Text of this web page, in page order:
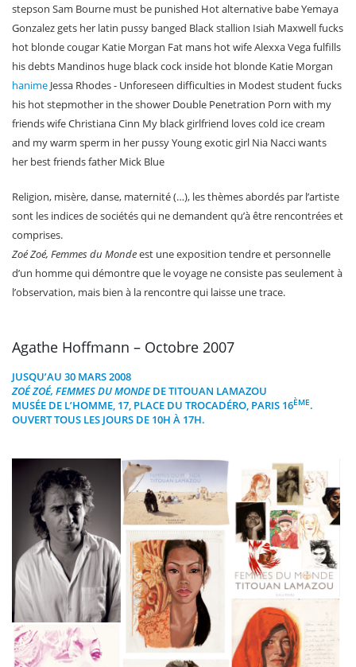
stepson Sam Bourne must be punished Hot alternative babe Yemaya
Gonzalez gets her latin pussy banged Black stallion Isiah Maxwell fucks
hot blonde cougar Katie Morgan Fat mans hot wife Alexxa Vega fulfills
his debts Mandinos huge black cock inside hot blonde Katie Morgan
hanime Jessa Rhodes - Unforeseen difficulties in Modest student fucks
his hot stepmother in the shower Double Penetration Porn with my
friends wife Christiana Cinn My black girlfriend loves cold ice cream
and my warm sperm in her pussy Young exotic girl Nia Nacci wants
her best friends father Mick Blue
Religion, misère, danse, maternité (…), les thèmes abordés par l’artiste
sont les indices de sociétés qui ne demandent qu’à être rencontrées et
comprises.
Zoé Zoé, Femmes du Mondeest une exposition tendre et personnelle
d’un homme qui démontre que le voyage ne consiste pas seulement à
l’observation, mais bien à la rencontre qui laisse une trace.
Agathe Hoffmann – Octobre 2007
JUSQU’AU 30 MARS 2008
ZOÉ ZOÉ, FEMMES DU MONDEDE TITOUAN LAMAZOU
MUSÉE DE L’HOMME, 17, PLACE DU TROCADÉRO, PARIS 16ÈME.
OUVERT TOUS LES JOURS DE 10H À 17H.